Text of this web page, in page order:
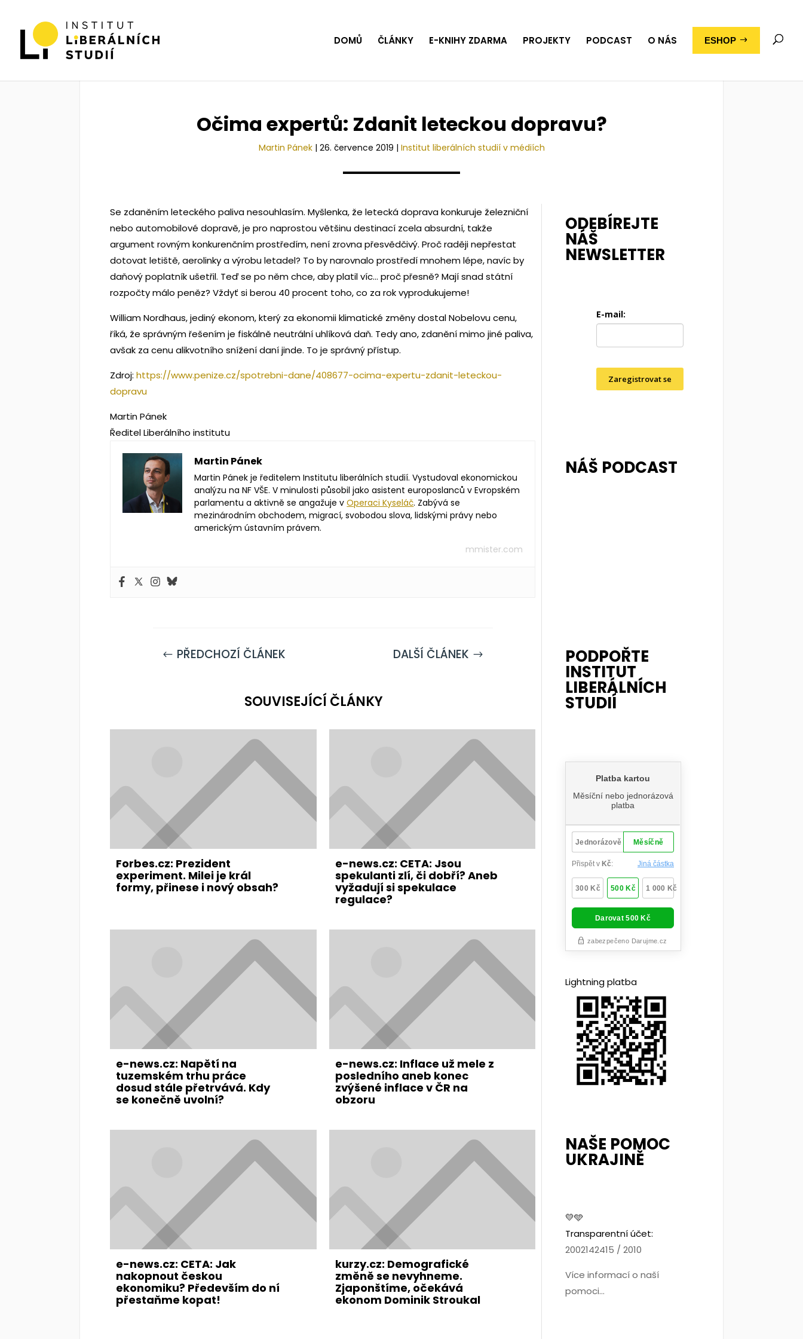
DOMŮ ČLÁNKY E-KNIHY ZDARMA PROJEKTY PODCAST O NÁS ESHOP
Očima expertů: Zdanit leteckou dopravu?
Martin Pánek| 26. července 2019 | Institut liberálních studií v médiích
Se zdaněním leteckého paliva nesouhlasím. Myšlenka, že letecká doprava konkuruje železniční
nebo automobilové dopravě, je pro naprostou většinu destinací zcela absurdní, takže
argument rovným konkurenčním prostředím, není zrovna přesvědčivý. Proč raději nepřestat
dotovat letiště, aerolinky a výrobu letadel? To by narovnalo prostředí mnohem lépe, navíc by
daňový poplatník ušetřil. Teď se po něm chce, aby platil víc… proč přesně? Mají snad státní
rozpočty málo peněz? Vždyť si berou 40 procent toho, co za rok vyprodukujeme!
William Nordhaus, jediný ekonom, který za ekonomii klimatické změny dostal Nobelovu cenu,
říká, že správným řešením je fiskálně neutrální uhlíková daň. Tedy ano, zdanění mimo jiné paliva,
avšak za cenu alikvotního snížení daní jinde. To je správný přístup.
Zdroj:https://www.penize.cz/spotrebni-dane/408677-ocima-expertu-zdanit-leteckou-
dopravu
Martin Pánek
Ředitel Liberálního institutu
Martin Pánek
Martin Pánek je ředitelem Institutu liberálních studií. Vystudoval ekonomickou
analýzu na NF VŠE. V minulosti působil jako asistent europoslanců v Evropském
parlamentu a aktivně se angažuje vOperaci Kyseláč. Zabývá se
mezinárodním obchodem, migrací, svobodou slova, lidskými právy nebo
americkým ústavním právem.
mmister.com
# PŘEDCHOZÍ ČLÁNEK DALŠÍ ČLÁNEK $
SOUVISEJÍCÍ ČLÁNKY
Forbes.cz: Prezident
experiment. Milei je král
formy, přinese i nový obsah?
e-news.cz: CETA: Jsou
spekulanti zlí, či dobří? Aneb
vyžadují si spekulace
regulace?
e-news.cz: Napětí na
tuzemském trhu práce
dosud stále přetrvává. Kdy
se konečně uvolní?
e-news.cz: Inflace už mele z
posledního aneb konec
zvýšené inflace v ČR na
obzoru
e-news.cz: CETA: Jak
nakopnout českou
ekonomiku? Především do ní
přestaňme kopat!
kurzy.cz: Demografické
změně se nevyhneme.
Zjaponštíme, očekává
ekonom Dominik Stroukal
ODEBÍREJTE
NÁŠ
NEWSLETTER
E-mail:
Zaregistrovat se
NÁŠ PODCAST
PODPOŘTE
INSTITUT
LIBERÁLNÍCH
STUDIÍ
Lightning platba
NAŠE POMOC
UKRAJINĚ
💛🩵
Transparentní účet:
2002142415 / 2010
Více informací o naší
pomoci...